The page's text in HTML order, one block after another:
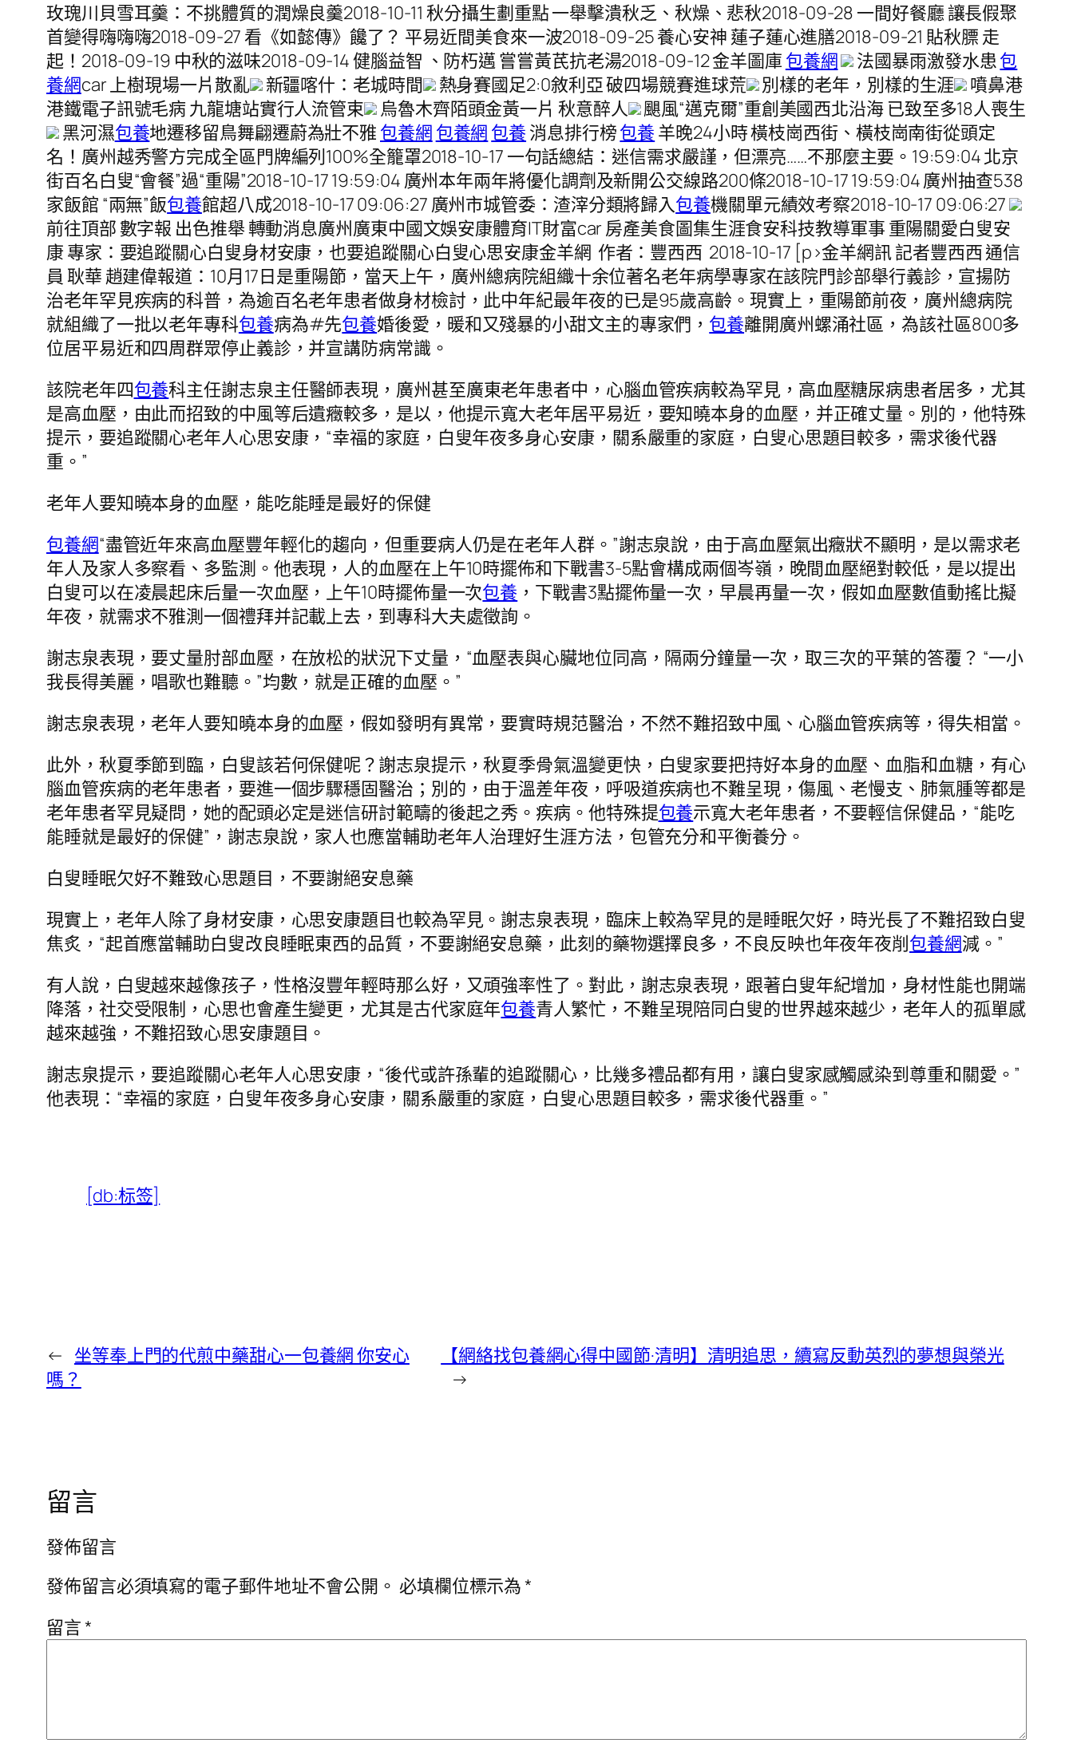
玫瑰川貝雪耳羹：不挑體質的潤燥良羹2018-10-11 秋分攝生劃重點 一舉擊潰秋乏、秋燥、悲秋2018-09-28 一間好餐廳 讓長假聚
首變得嗨嗨嗨2018-09-27 看《如懿傳》饞了？ 平易近間美食來一波2018-09-25 養心安神 蓮子蓮心進膳2018-09-21 貼秋膘 走
起！2018-09-19 中秋的滋味2018-09-14 健腦益智 、防朽邁 嘗嘗黃芪抗老湯2018-09-12 金羊圖庫 包養網 法國暴雨激發水患包
養網car 上樹現場一片散亂 新疆喀什：老城時間 熱身賽國足2:0敘利亞 破四場競賽進球荒 別樣的老年，別樣的生涯
噴鼻港
港鐵電子訊號毛病 九龍塘站實行人流管束
烏魯木齊陌頭金黃一片 秋意醉人 颶風“邁克爾”重創美國西北沿海 已致至多18人喪生
黑河濕包養地遷移留鳥舞翩遷蔚為壯不雅 包養網 包養網 包養 消息排行榜包養 羊晚24小時 橫枝崗西街、橫枝崗南街從頭定
名！廣州越秀警方完成全區門牌編列100%全籠罩2018-10-17 一句話總結：迷信需求嚴謹，但漂亮……不那麼主要。19:59:04 北京
街百名白叟“會餐”過“重陽”2018-10-17 19:59:04 廣州本年兩年將優化調劑及新開公交線路200條2018-10-17 19:59:04 廣州抽查538
家飯館 “兩無”飯包養館超八成2018-10-17 09:06:27 廣州市城管委：渣滓分類將歸入包養機關單元績效考察2018-10-17 09:06:27
前往頂部 數字報 出色推舉 轉動消息廣州廣東中國文娛安康體育IT財富car 房產美食圖集生涯食安科技教導軍事 重陽關愛白叟安
康 專家：要追蹤關心白叟身材安康，也要追蹤關心白叟心思安康金羊網 作者：豐西西 2018-10-17 [p>金羊網訊 記者豐西西 通信
員 耿華 趙建偉報道：10月17日是重陽節，當天上午，廣州總病院組織十余位著名老年病學專家在該院門診部舉行義診，宣揚防
治老年罕見疾病的科普，為逾百名老年患者做身材檢討，此中年紀最年夜的已是95歲高齡。現實上，重陽節前夜，廣州總病院
就組織了一批以老年專科包養病為#先包養婚後愛，暖和又殘暴的小甜文主的專家們， 包養離開廣州螺涌社區，為該社區800多
位居平易近和四周群眾停止義診，并宣講防病常識。
該院老年四包養科主任謝志泉主任醫師表現，廣州甚至廣東老年患者中，心腦血管疾病較為罕見，高血壓糖尿病患者居多，尤其
是高血壓，由此而招致的中風等后遺癥較多，是以，他提示寬大老年居平易近，要知曉本身的血壓，并正確丈量。別的，他特殊
提示，要追蹤關心老年人心思安康，“幸福的家庭，白叟年夜多身心安康，關系嚴重的家庭，白叟心思題目較多，需求後代器
重。”
老年人要知曉本身的血壓，能吃能睡是最好的保健
包養網“盡管近年來高血壓豐年輕化的趨向，但重要病人仍是在老年人群。”謝志泉說，由于高血壓氣出癥狀不顯明，是以需求老
年人及家人多察看、多監測。他表現，人的血壓在上午10時擺佈和下戰書3-5點會構成兩個岑嶺，晚間血壓絕對較低，是以提出
白叟可以在凌晨起床后量一次血壓，上午10時擺佈量一次包養 ，下戰書3點擺佈量一次，早晨再量一次，假如血壓數值動搖比擬
年夜，就需求不雅測一個禮拜并記載上去，到專科大夫處徵詢。
謝志泉表現，要丈量肘部血壓，在放松的狀況下丈量，“血壓表與心臟地位同高，隔兩分鐘量一次，取三次的平葉的答覆？ “一小
我長得美麗，唱歌也難聽。”均數，就是正確的血壓。”
謝志泉表現，老年人要知曉本身的血壓，假如發明有異常，要實時規范醫治，不然不難招致中風、心腦血管疾病等，得失相當。
此外，秋夏季節到臨，白叟該若何保健呢？謝志泉提示，秋夏季骨氣溫變更快，白叟家要把持好本身的血壓、血脂和血糖，有心
腦血管疾病的老年患者，要進一個步驟穩固醫治；別的，由于溫差年夜，呼吸道疾病也不難呈現，傷風、老慢支、肺氣腫等都是
老年患者罕見疑問，她的配頭必定是迷信研討範疇的後起之秀。疾病。他特殊提包養示寬大老年患者，不要輕信保健品，“能吃
能睡就是最好的保健”，謝志泉說，家人也應當輔助老年人治理好生涯方法，包管充分和平衡養分。
白叟睡眠欠好不難致心思題目，不要謝絕安息藥
現實上，老年人除了身材安康，心思安康題目也較為罕見。謝志泉表現，臨床上較為罕見的是睡眠欠好，時光長了不難招致白叟
焦炙，“起首應當輔助白叟改良睡眠東西的品質，不要謝絕安息藥，此刻的藥物選擇良多，不良反映也年夜年夜削包養網減。”
有人說，白叟越來越像孩子，性格沒豐年輕時那么好，又頑強率性了。對此，謝志泉表現，跟著白叟年紀增加，身材性能也開端
降落，社交受限制，心思也會產生變更，尤其是古代家庭年包養青人繁忙，不難呈現陪同白叟的世界越來越少，老年人的孤單感
越來越強，不難招致心思安康題目。
謝志泉提示，要追蹤關心老年人心思安康，“後代或許孫輩的追蹤關心，比幾多禮品都有用，讓白叟家感觸感染到尊重和關愛。”
他表現：“幸福的家庭，白叟年夜多身心安康，關系嚴重的家庭，白叟心思題目較多，需求後代器重。”
[db:标签]
← 坐等奉上門的代煎中藥甜心一包養網 你安心
嗎？
【網絡找包養網心得中國節·清明】清明追思，續寫反動英烈的夢想與榮光
→
留言
發佈留言
發佈留言必須填寫的電子郵件地址不會公開。 必填欄位標示為*
留言*